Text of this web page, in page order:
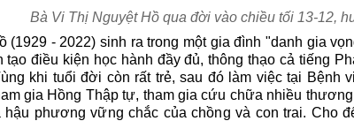
Bà Vi Thị Nguyệt Hồ qua đời vào chiều tối 13-12,
(1929 - 2022) sinh ra trong một gia đình "danh gia
điều kiện học hành đầy đủ, thông thạo cả tiếng
khi tuổi đời còn rất trẻ, sau đó làm việc tại Bệnh
gia Hồng Thập tự, tham gia cứu chữa nhiều
phương vững chắc của chồng và con trai. Cho